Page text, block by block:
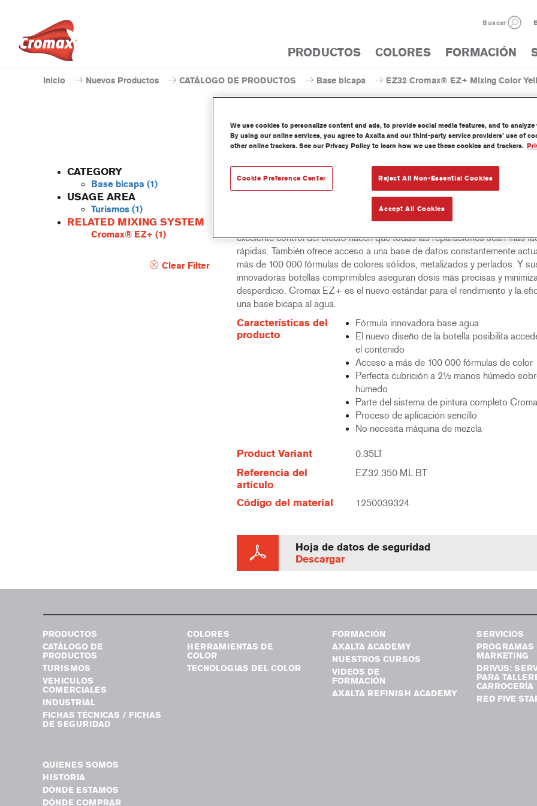
Buscar
PRODUCTOS COLORES FORMACIÓN
Inicio Nuevos Productos CATÁLOGO DE PRODUCTOS Base bicapa EZ32 Cromax® EZ+ Mixing Color
CATEGORY
Base bicapa (1)
USAGE AREA
Turismos (1)
RELATED MIXING SYSTEM
Cromax® EZ+ (1)
Clear Filter
EZ32 Cromax® EZ+ Mixing
Una base bicapa fácil de utilizar, húmedo sobre húmedo, para un excelente
rendimiento de color, versatilidad y valor. Buena cubrición, fácil difuminado y
excelente control del efecto hacen que todas las reparaciones sean más
rápidas. También ofrece acceso a una base de datos constantemente
más de 100 000 fórmulas de colores sólidos, metalizados y perlados. Y
innovadoras botellas comprimibles aseguran dosis más precisas y
desperdicio. Cromax EZ+ es el nuevo estándar para el rendimiento y la
una base bicapa al agua.
Características del
producto
Fórmula innovadora base agua
El nuevo diseño de la botella posibilita
el contenido
Acceso a más de 100 000 fórmulas de color
Perfecta cubrición a 2½ manos húmedo
húmedo
Parte del sistema de pintura completo
Proceso de aplicación sencillo
No necesita máquina de mezcla
Product Variant 0.35LT
Referencia del
artículo
EZ32 350 ML BT
Código del material 1250039324
Hoja de datos de seguridad
Descargar
PRODUCTOS
CATÁLOGO DE
PRODUCTOS
TURISMOS
VEHICULOS
COMERCIALES
INDUSTRIAL
FICHAS TÉCNICAS / FICHAS
DE SEGURIDAD
COLORES
HERRAMIENTAS DE
COLOR
TECNOLOGIAS DEL COLOR
FORMACIÓN
AXALTA ACADEMY
NUESTROS CURSOS
VIDEOS DE
FORMACIÓN
AXALTA REFINISH ACADEMY
SERVICIOS
PROGRAMAS
MARKETING
DRIVUS:
PARA
CARROCERÍA
RED FIVE
QUIENES SOMOS
HISTORIA
DÓNDE ESTAMOS
DÓNDE COMPRAR
We use cookies to personalize content and ads, to provide social media features, and to
By using our online services, you agree to Axalta and our third-party service providers’ use of
other online trackers. See our Privacy Policy to learn how we use these cookies and trackers.
Reject All Non-Essential Cookies
Accept All Cookies
Cookie Preference Center